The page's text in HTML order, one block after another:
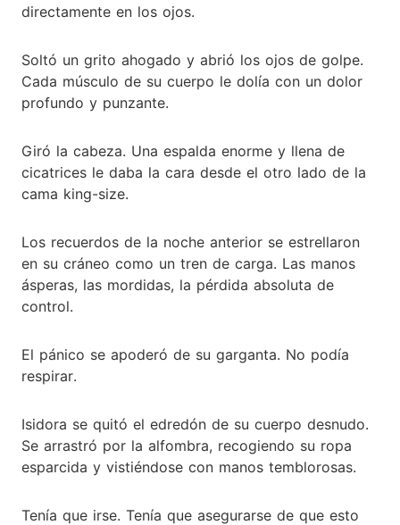
directamente en los ojos.
Soltó un grito ahogado y abrió los ojos de golpe.
Cada músculo de su cuerpo le dolía con un dolor
profundo y punzante.
Giró la cabeza. Una espalda enorme y llena de
cicatrices le daba la cara desde el otro lado de la
cama king-size.
Los recuerdos de la noche anterior se estrellaron
en su cráneo como un tren de carga. Las manos
ásperas, las mordidas, la pérdida absoluta de
control.
El pánico se apoderó de su garganta. No podía
respirar.
Isidora se quitó el edredón de su cuerpo desnudo.
Se arrastró por la alfombra, recogiendo su ropa
esparcida y vistiéndose con manos temblorosas.
Tenía que irse. Tenía que asegurarse de que esto